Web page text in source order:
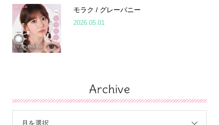
モラク / グレーバニー
2026.05.01
Archive
月を選択